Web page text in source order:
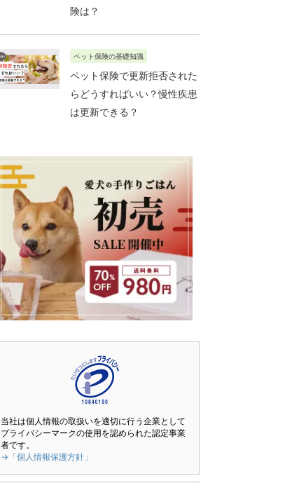
険は？
ペット保険の基礎知識
ペット保険で更新拒否された
らどうすればいい？慢性疾患
は更新できる？
当社は個人情報の取扱いを適切に行う企業として
プライバシーマークの使用を認められた認定事業
者です。
→「個人情報保護方針」